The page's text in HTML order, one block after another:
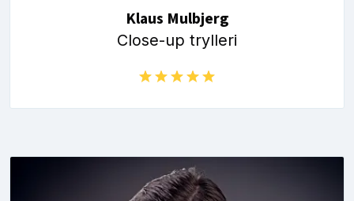
Klaus Mulbjerg
Close-up trylleri